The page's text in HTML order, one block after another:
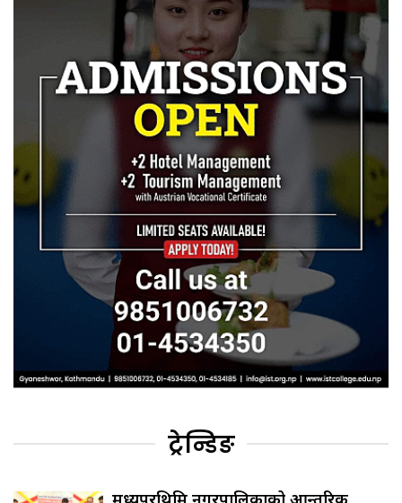
ट्रेन्डिङ
मध्यपुरथिमि नगरपालिकाको आन्तरिक